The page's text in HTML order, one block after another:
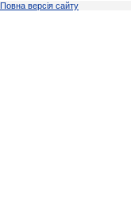
Повна версія сайту